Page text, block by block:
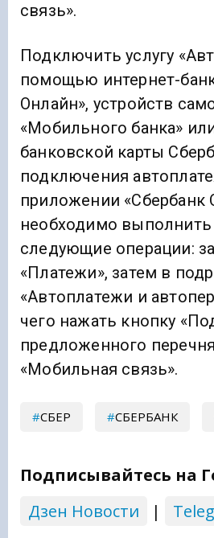
связь».
Подключить услугу
помощью интернет-
Онлайн», устройств
«Мобильного банка»
банковской карты
подключения
приложении «Сбербанк
необходимо
следующие операции:
«Платежи», затем в
«Автоплатежи и
чего нажать кнопку
предложенного
«Мобильная связь».
СБЕР СБЕРБАНК
Подписывайтесь на
Дзен Новости
|